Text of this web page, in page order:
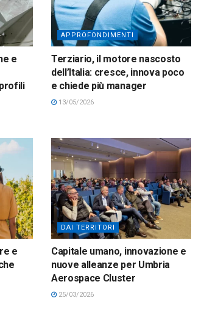
e
APPROFONDIMENTI
Terziario, il motore nascosto
dell’Italia: cresce, innova poco
e chiede più manager
13/05/2026
e
DAI TERRITORI
Capitale umano, innovazione e
nuove alleanze per Umbria
Aerospace Cluster
25/03/2026